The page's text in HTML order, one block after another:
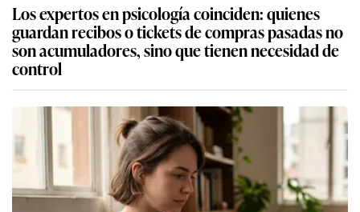
Los expertos en psicología coinciden: quienes
guardan recibos o tickets de compras pasadas no
son acumuladores, sino que tienen necesidad de
control